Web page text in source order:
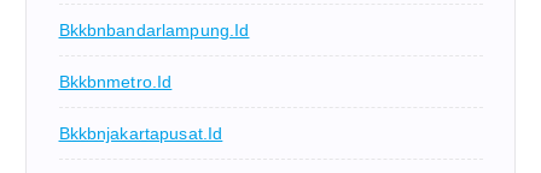
Bkkbnbandarlampung.id
Bkkbnmetro.id
Bkkbnjakartapusat.id